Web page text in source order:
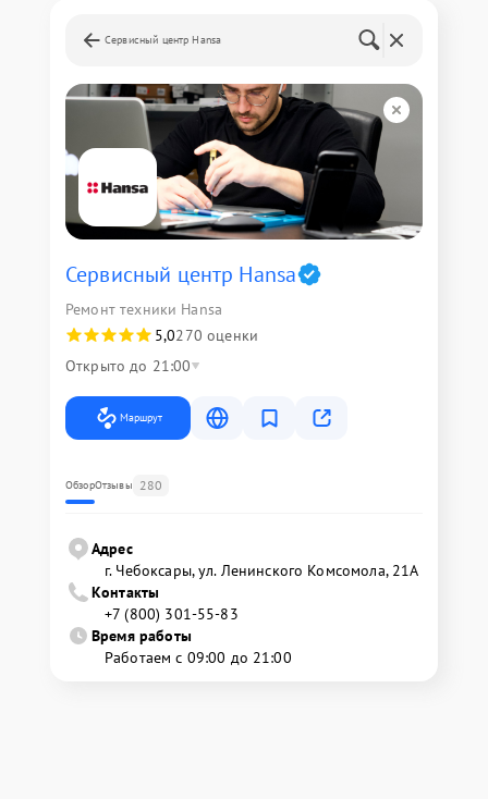
Сервисный центр Hansa
Сервисный центр Hansa
Ремонт техники Hansa
5,0270 оценки
Открыто до 21:00
Маршрут
ОбзорОтзывы 280
Адрес
г. Чебоксары, ул. Ленинского Комсомола, 21А
Контакты
+7 (800) 301-55-83
Время работы
Работаем с 09:00 до 21:00